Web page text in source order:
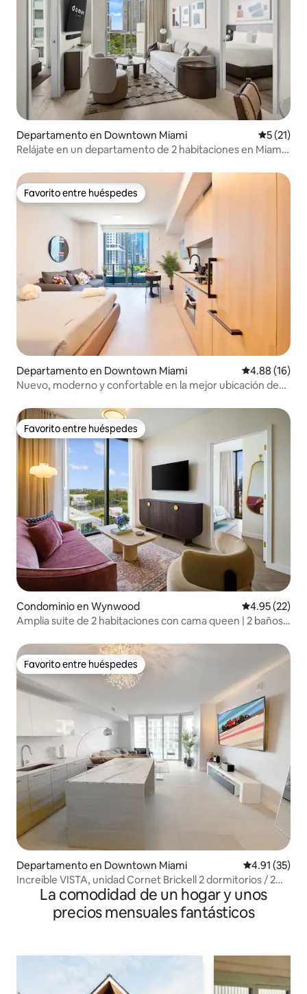
Departamento en Downtown Miami
5 (21)
Relájate en un departamento de 2 habitaciones en Miami
Favorito entre huéspedes
Favorito entre huéspedes
Departamento en Downtown Miami Calificación
4.88 (16)
Nuevo, moderno y confortable en la mejor ubicación de
Favorito entre huéspedes
Favorito entre huéspedes
Condominio en Wynwood Calificación
4.95 (22)
Amplia suite de 2 habitaciones con cama queen | 2 baños |
Favorito entre huéspedes
Favorito entre huéspedes
Departamento en Downtown Miami Calificación
4.91 (35)
Increíble VISTA, unidad Cornet Brickell 2 dormitorios / 2
bañosLa comodidad de un hogar y unos
precios mensuales fantásticos